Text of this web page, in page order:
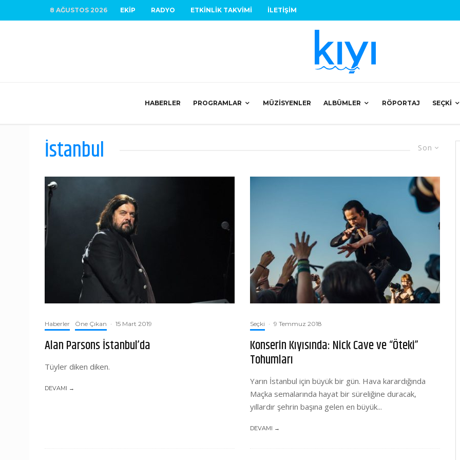
8 AĞUSTOS 2026 EKIP RADYO ETKINLIK TAKVIMI İLETIŞIM
HABERLER PROGRAMLAR MÜZISYENLER ALBÜMLER RÖPORTAJ SEÇKI
Son
İstanbul
Haberler Öne Çıkan · 15 Mart 2019
Alan Parsons İstanbul’da
Tüyler diken diken.
DEVAMI →
Seçki · 9 Temmuz 2018
Konserin Kıyısında: Nick Cave ve “Öteki”
Tohumları
Yarın İstanbul için büyük bir gün. Hava karardığında
Maçka semalarında hayat bir süreliğine duracak,
yıllardır şehrin başına gelen en büyük...
DEVAMI →